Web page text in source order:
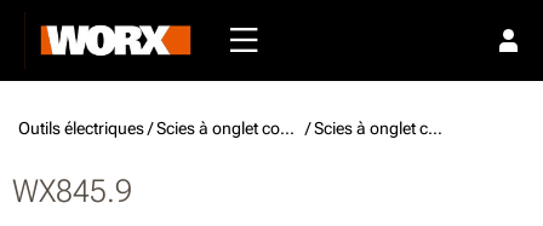
Outils électriques / Scies à onglet coulissantes / Scies à onglet coulissantes à batterie
WX845.9